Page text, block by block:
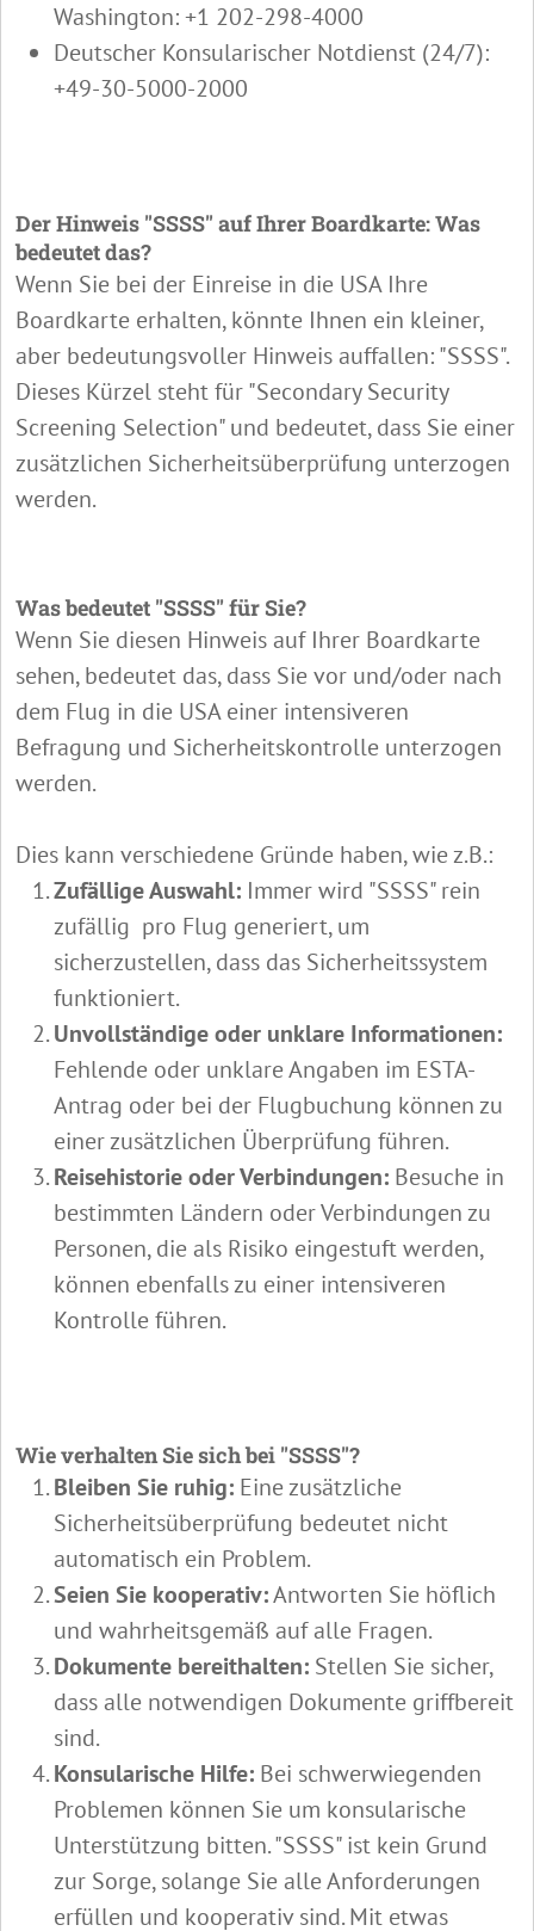
Washington: +1 202-298-4000
Deutscher Konsularischer Notdienst (24/7):
+49-30-5000-2000
Der Hinweis "SSSS" auf Ihrer Boardkarte: Was
bedeutet das?
Wenn Sie bei der Einreise in die USA Ihre
Boardkarte erhalten, könnte Ihnen ein kleiner,
aber bedeutungsvoller Hinweis auffallen: "SSSS".
Dieses Kürzel steht für "Secondary Security
Screening Selection" und bedeutet, dass Sie einer
zusätzlichen Sicherheitsüberprüfung unterzogen
werden.
Was bedeutet "SSSS" für Sie?
Wenn Sie diesen Hinweis auf Ihrer Boardkarte
sehen, bedeutet das, dass Sie vor und/oder nach
dem Flug in die USA einer intensiveren
Befragung und Sicherheitskontrolle unterzogen
werden.
Dies kann verschiedene Gründe haben, wie z.B.:
Zufällige Auswahl: Immer wird "SSSS" rein
zufällig pro Flug generiert, um
sicherzustellen, dass das Sicherheitssystem
funktioniert.
Unvollständige oder unklare Informationen:
Fehlende oder unklare Angaben im ESTA-
Antrag oder bei der Flugbuchung können zu
einer zusätzlichen Überprüfung führen.
Reisehistorie oder Verbindungen: Besuche in
bestimmten Ländern oder Verbindungen zu
Personen, die als Risiko eingestuft werden,
können ebenfalls zu einer intensiveren
Kontrolle führen.
Wie verhalten Sie sich bei "SSSS"?
Bleiben Sie ruhig: Eine zusätzliche
Sicherheitsüberprüfung bedeutet nicht
automatisch ein Problem.
Seien Sie kooperativ:Antworten Sie höflich
und wahrheitsgemäß auf alle Fragen.
Dokumente bereithalten: Stellen Sie sicher,
dass alle notwendigen Dokumente griffbereit
sind.
Konsularische Hilfe: Bei schwerwiegenden
Problemen können Sie um konsularische
Unterstützung bitten. "SSSS" ist kein Grund
zur Sorge, solange Sie alle Anforderungen
erfüllen und kooperativ sind. Mit etwas